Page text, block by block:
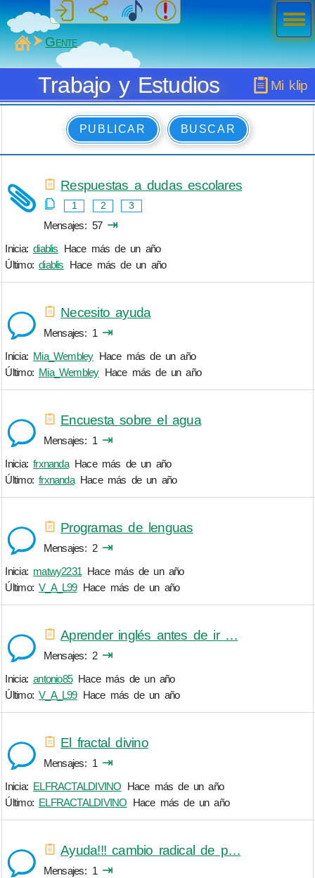
MiSabueso
Gente
Mi klip
Trabajo y Estudios
PUBLICAR BUSCAR
Respuestas a dudas escolares
1 2 3
Mensajes 57 ⇥
Inicia:diablis Hace más de un año
Último:diablis Hace más de un año
Necesito ayuda
Mensajes 1 ⇥
Inicia: Mia_Wembley Hace más de un año
Último: Mia_Wembley Hace más de un año
Encuesta sobre el agua
Mensajes 1 ⇥
Inicia:frxnanda Hace más de un año
Último:frxnanda Hace más de un año
Programas de lenguas
Mensajes 2 ⇥
Inicia: matwy2231 Hace más de un año
Último:V_A_L99 Hace más de un año
Aprender inglés antes de ir …
Mensajes 2 ⇥
Inicia:antonio85 Hace más de un año
Último:V_A_L99 Hace más de un año
El fractal divino
Mensajes 1 ⇥
Inicia: ELFRACTALDIVINO Hace más de un año
Último: ELFRACTALDIVINO Hace más de un año
Ayuda!!! cambio radical de p…
Mensajes 1 ⇥
Men
ú